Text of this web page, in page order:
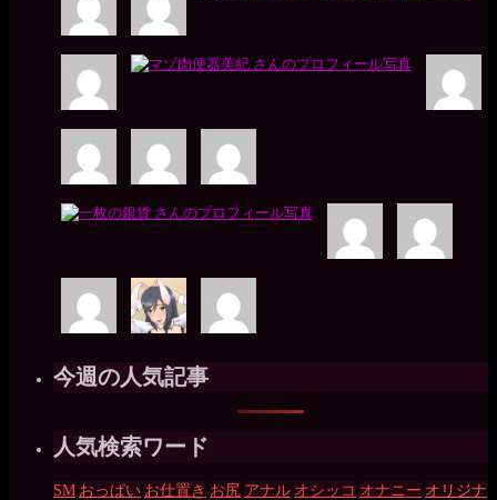
今週の人気記事
人気検索ワード
SM おっぱい お仕置き お尻 アナル オシッコ オナニー オリジナ